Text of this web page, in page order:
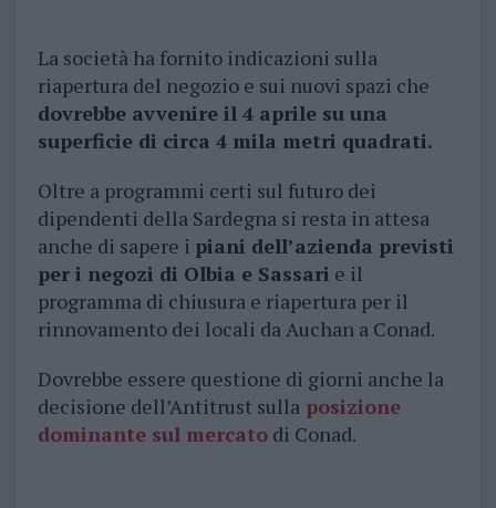
La società ha fornito indicazioni sulla
riapertura del negozio e sui nuovi spazi che
dovrebbe avvenire il 4 aprile su una
superficie di circa 4 mila metri quadrati.
Oltre a programmi certi sul futuro dei
dipendenti della Sardegna si resta in attesa
anche di sapere i piani dell’azienda previsti
per i negozi di Olbia e Sassari e il
programma di chiusura e riapertura per il
rinnovamento dei locali da Auchan a Conad.
Dovrebbe essere questione di giorni anche la
decisione dell’Antitrust sulla posizione
dominante sul mercatodi Conad.